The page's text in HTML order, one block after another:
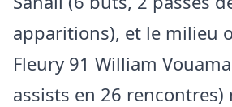
apparitions), et le milieu
Fleury 91 William
assists en 26 rencontres)